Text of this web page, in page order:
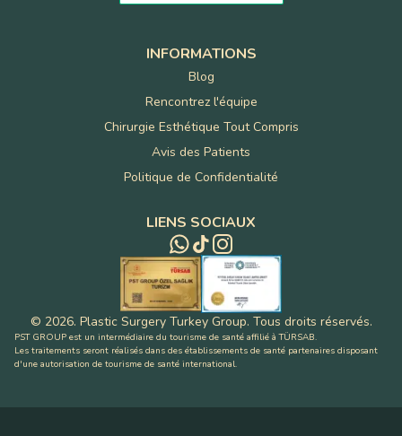
INFORMATIONS
Blog
Rencontrez l'équipe
Chirurgie Esthétique Tout Compris
Avis des Patients
Politique de Confidentialité
LIENS SOCIAUX
© 2026. Plastic Surgery Turkey Group. Tous droits réservés.
PST GROUP est un intermédiaire du tourisme de santé affilié à TÜRSAB.
Les traitements seront réalisés dans des établissements de santé partenaires disposant
d'une autorisation de tourisme de santé international.